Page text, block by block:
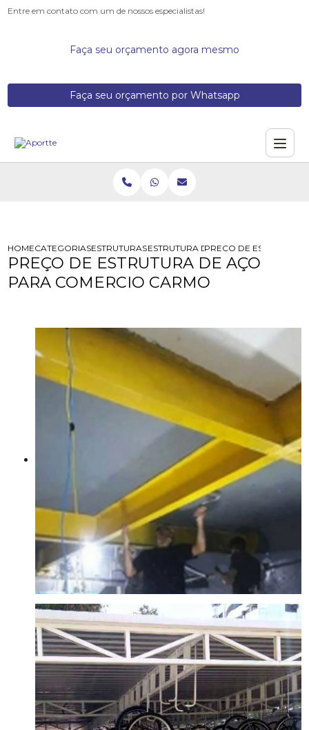
Entre em contato com um de nossos especialistas!
Faça seu orçamento agora mesmo
Faça seu orçamento por Whatsapp
HOMECATEGORIASESTRUTURAS DE ACOESTRUTURA DE ACO PARA PREDIO
PRECO DE
PREÇO DE ESTRUTURA DE AÇO
PARA COMERCIO CARMO